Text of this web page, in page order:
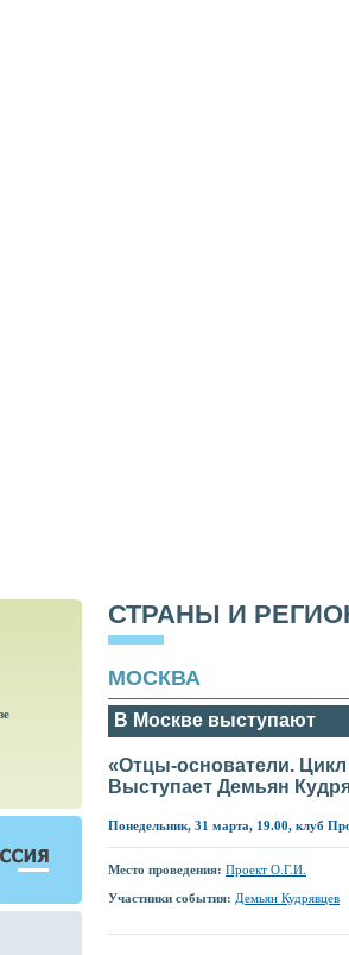
СТРАНЫ И
МОСКВА
В Москве выступают
«Отцы-основатели.
Выступает Демьян
Понедельник, 31 марта, 19.00, клуб
Место проведения: Проект О.Г.И.
Участники события: Демьян Кудрявцев